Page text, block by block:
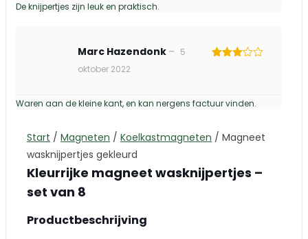
De knijpertjes zijn leuk en praktisch.
Marc Hazendonk – 5
oktober 2022
Waren aan de kleine kant, en kan nergens factuur vinden.
Start / Magneten / Koelkastmagneten / Magneet
wasknijpertjes gekleurd
Kleurrijke magneet wasknijpertjes –
set van 8
Productbeschrijving